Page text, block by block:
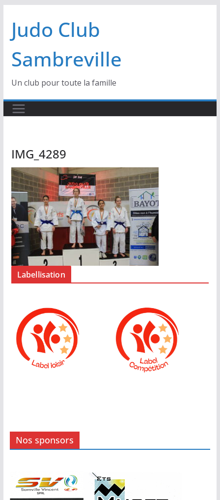
contenu
Judo Club
Sambreville
Un club pour toute la famille
IMG_4289
Labellisation
Nos sponsors